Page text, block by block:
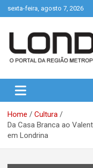
to
sexta-feira, agosto 7, 2026
Londrix
Home
Cultura
Da Casa Branca ao
em Londrina